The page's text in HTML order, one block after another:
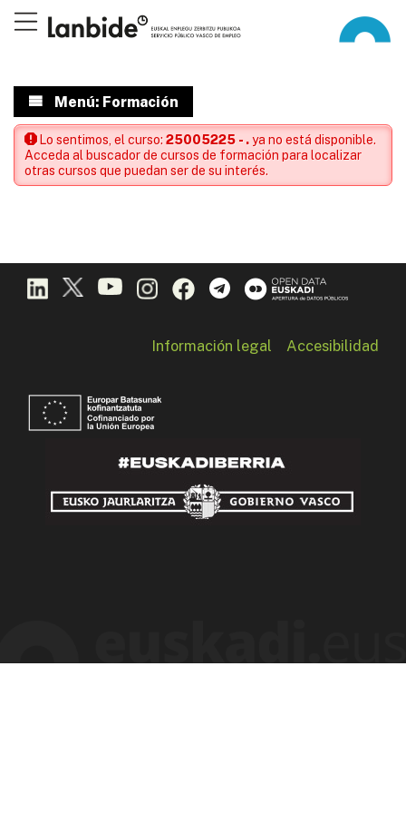
Menú: Formación
Lo sentimos, el curso:25005225 - .ya no está disponible.
Acceda al buscador de cursos de formación para localizar
otras cursos que puedan ser de su interés.
Información legal Accesibilidad